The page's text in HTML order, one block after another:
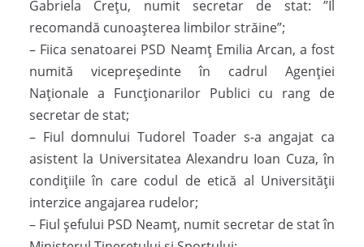
Gabriela Crețu, numit secretar de stat: ”Îl
recomandă cunoașterea limbilor străine”;
– Fiica senatoarei PSD Neamţ Emilia Arcan, a fost
numită vicepreşedinte în cadrul Agenţiei
Naţionale a Funcţionarilor Publici cu rang de
secretar de stat;
– Fiul domnului Tudorel Toader s-a angajat ca
asistent la Universitatea Alexandru Ioan Cuza, în
condiţiile în care codul de etică al Universităţii
interzice angajarea rudelor;
– Fiul șefului PSD Neamț, numit secretar de stat în